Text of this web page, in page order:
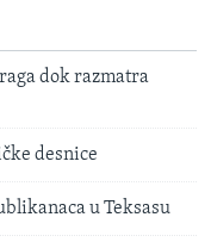
dok razmatra
desnice
u Teksasu